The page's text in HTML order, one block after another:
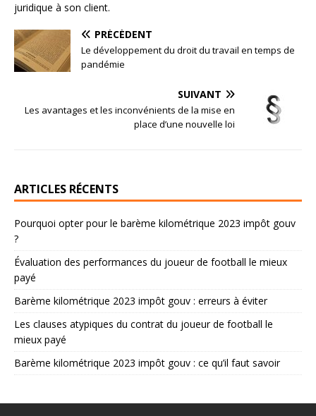
juridique à son client.
PRÉCÉDENT
Le développement du droit du travail en temps de
pandémie
SUIVANT
Les avantages et les inconvénients de la mise en
place d’une nouvelle loi
ARTICLES RÉCENTS
Pourquoi opter pour le barème kilométrique 2023 impôt gouv
?
Évaluation des performances du joueur de football le mieux
payé
Barème kilométrique 2023 impôt gouv : erreurs à éviter
Les clauses atypiques du contrat du joueur de football le
mieux payé
Barème kilométrique 2023 impôt gouv : ce qu’il faut savoir